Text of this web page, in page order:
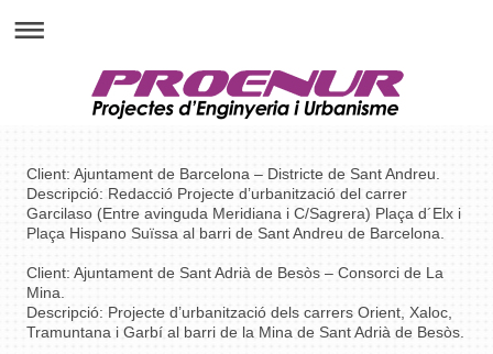
Client: Ajuntament de Barcelona – Districte de Sant Andreu.
Descripció: Redacció Projecte d’urbanització del carrer
Garcilaso (Entre avinguda Meridiana i C/Sagrera) Plaça d´Elx i
Plaça Hispano Suïssa al barri de Sant Andreu de Barcelona.
Client: Ajuntament de Sant Adrià de Besòs – Consorci de La
Mina.
Descripció: Projecte d’urbanització dels carrers Orient, Xaloc,
Tramuntana i Garbí al barri de la Mina de Sant Adrià de Besòs.